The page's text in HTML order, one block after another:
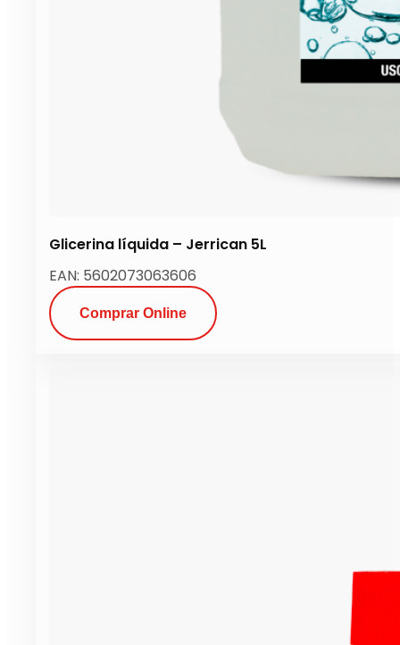
Glicerina líquida – Jerrican 5L
EAN: 5602073063606
Comprar Online